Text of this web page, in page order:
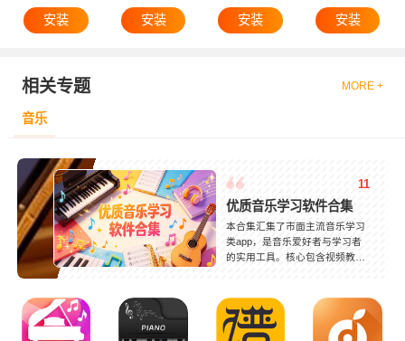
安装
安装
安装
安装
相关专题 MORE +
音乐
11
优质音乐学习软件合集
本合集汇集了市面主流音乐学习
类app，是音乐爱好者与学习者
的实用工具。核心包含视频教
乐、各类乐器、音乐乐理等多个
领域。软件定位差异明显，轻量
化应用主打兴趣入门，操作简单